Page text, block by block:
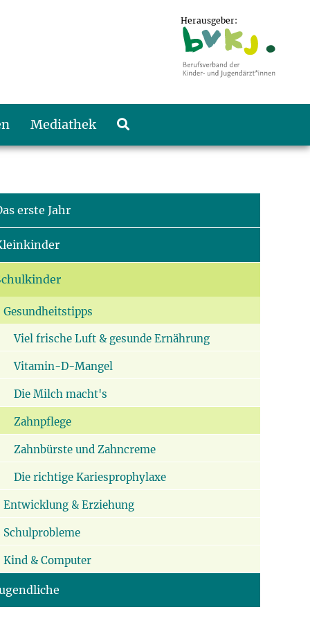
Herausgeber:
Mediathek
erste Jahr
Gesundheitstipps
Viel frische Luft & gesunde Ernährung
Vitamin-D-Mangel
Die Milch macht's
Zahnpflege
Zahnbürste und Zahncreme
Die richtige Kariesprophylaxe
Entwicklung & Erziehung
Schulprobleme
Kind & Computer